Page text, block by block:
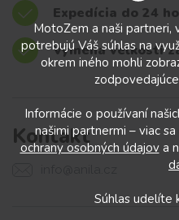
Expedícia do 24
Výmena veľkostí
Kontakt
MotoZem a naši partneri,
potrebujú Váš súhlas na
okrem iného mohli
Informácie o používaní
našimi partnermi – viac
ochrany osobných údajova
Súhlas udelíte